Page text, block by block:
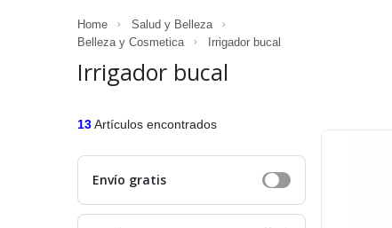
Home
Salud y Belleza
Belleza y Cosmetica
Irrigador bucal
Irrigador bucal
13Artículos encontrados
Envío gratis